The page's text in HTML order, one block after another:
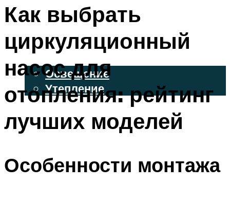
ФАСАДНЫЙ САЙДИНГ
ОСВЕЩЕНИЕ И УТЕПЛЕНИЕ
Освещение
Утепление
Как выбрать
циркуляционный
насос для
отопления: рейтинг
лучших моделей
Особенности монтажа